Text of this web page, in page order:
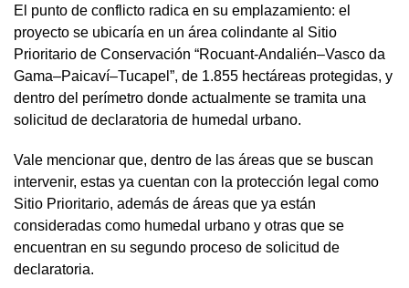
El punto de conflicto radica en su emplazamiento: el
proyecto se ubicaría en un área colindante al Sitio
Prioritario de Conservación “Rocuant-Andalién–Vasco da
Gama–Paicaví–Tucapel”, de 1.855 hectáreas protegidas, y
dentro del perímetro donde actualmente se tramita una
solicitud de declaratoria de humedal urbano.
Vale mencionar que, dentro de las áreas que se buscan
intervenir, estas ya cuentan con la protección legal como
Sitio Prioritario, además de áreas que ya están
consideradas como humedal urbano y otras que se
encuentran en su segundo proceso de solicitud de
declaratoria.